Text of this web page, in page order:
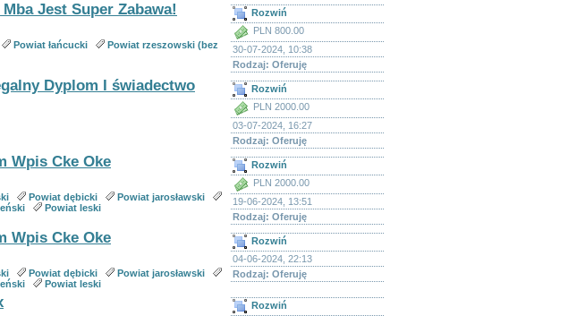
Jest Super Zabawa!
Powiat łańcucki
Powiat rzeszowski (bez
Rozwiń
PLN 800.00
30-07-2024, 10:38
Rodzaj: Oferuję
Dyplom I świadectwo
Rozwiń
PLN 2000.00
03-07-2024, 16:27
Rodzaj: Oferuję
Wpis Cke Oke
Powiat dębicki
Powiat jarosławski
Powiat leski
Rozwiń
PLN 2000.00
19-06-2024, 13:51
Rodzaj: Oferuję
Wpis Cke Oke
Powiat dębicki
Powiat jarosławski
Powiat leski
Rozwiń
04-06-2024, 22:13
Rodzaj: Oferuję
Rozwiń